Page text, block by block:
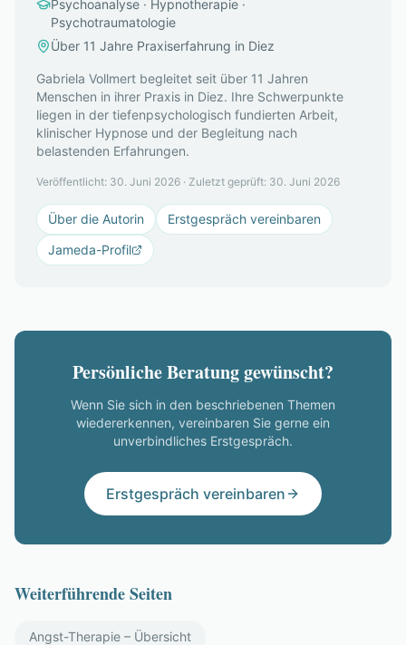
Psychoanalyse · Hypnotherapie ·
Psychotraumatologie
Über 11 Jahre Praxiserfahrung in Diez
Gabriela Vollmert begleitet seit über 11 Jahren
Menschen in ihrer Praxis in Diez. Ihre Schwerpunkte
liegen in der tiefenpsychologisch fundierten Arbeit,
klinischer Hypnose und der Begleitung nach
belastenden Erfahrungen.
Veröffentlicht: 30. Juni 2026 · Zuletzt geprüft: 30. Juni 2026
Über die Autorin
Erstgespräch vereinbaren
Jameda-Profil
Persönliche Beratung gewünscht?
Wenn Sie sich in den beschriebenen Themen
wiedererkennen, vereinbaren Sie gerne ein
unverbindliches Erstgespräch.
Erstgespräch vereinbaren
Weiterführende Seiten
Angst-Therapie – Übersicht